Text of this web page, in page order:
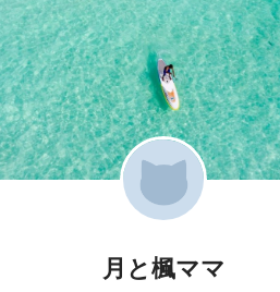
月と楓ママ